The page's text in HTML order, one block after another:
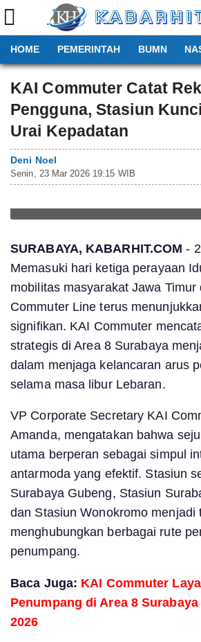
HOME PEMERINTAH BUMN
KAI Commuter Catat
Pengguna, Stasiun
Urai Kepadatan
Deni Noel
Senin, 23 Mar 2026 19:15 WIB
SURABAYA, KABARHIT.COM-
Memasuki hari ketiga perayaan
mobilitas masyarakat Jawa Timur
Commuter Line terus
signifikan. KAI Commuter
strategis di Area 8 Surabaya
dalam menjaga kelancaran arus
selama masa libur Lebaran.
VP Corporate Secretary KAI
Amanda, mengatakan bahwa
utama berperan sebagai simpul
antarmoda yang efektif. Stasiun
Surabaya Gubeng, Stasiun
dan Stasiun Wonokromo menjadi
menghubungkan berbagai rute
penumpang.
Baca Juga: KAI Commuter
Penumpang di Area 8
2026